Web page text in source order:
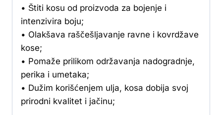
• Štiti kosu od proizvoda za bojenje i
intenzivira boju;
• Olakšava raščešljavanje ravne i kovrdžave
kose;
• Pomaže prilikom održavanja nadogradnje,
perika i umetaka;
• Dužim korišćenjem ulja, kosa dobija svoj
prirodni kvalitet i jačinu;